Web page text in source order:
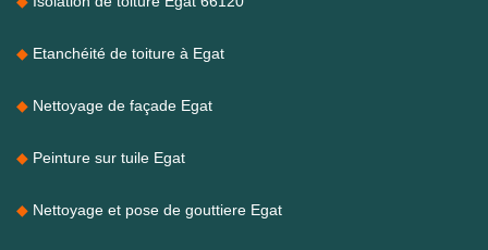
Etanchéité de toiture à Egat
Nettoyage de façade Egat
Peinture sur tuile Egat
Nettoyage et pose de gouttiere Egat